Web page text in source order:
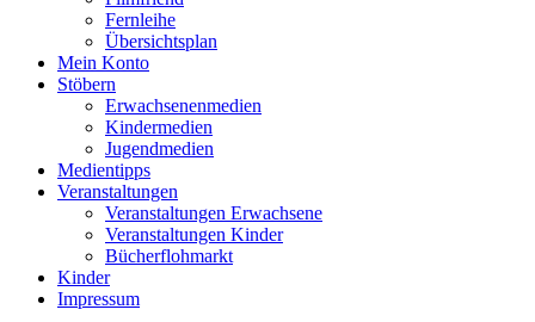
Fernleihe
Übersichtsplan
Mein Konto
Stöbern
Erwachsenenmedien
Kindermedien
Jugendmedien
Medientipps
Veranstaltungen
Veranstaltungen Erwachsene
Veranstaltungen Kinder
Bücherflohmarkt
Kinder
Impressum